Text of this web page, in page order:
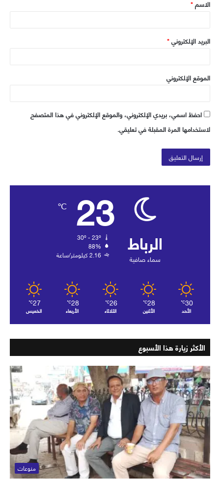
*
الاسم*
البريد الإلكتروني*
الموقع الإلكتروني
احفظ اسمي، بريدي الإلكتروني، والموقع الإلكتروني في هذا المتصفح
لاستخدامها المرة المقبلة في تعليقي.
الرباط
سماء صافية
23
℃
88%
2.16 كيلومتر/ساعة
30
℃
الأحد
28
℃
الأثنين
26
℃
الثلاثاء
28
℃
الأربعاء
27
℃
الخميس
الأكثر زيارة هذا الأسبوع
منوعات